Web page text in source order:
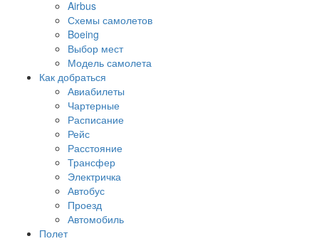
Airbus
Схемы самолетов
Boeing
Выбор мест
Модель самолета
Как добраться
Авиабилеты
Чартерные
Расписание
Рейс
Расстояние
Трансфер
Электричка
Автобус
Проезд
Автомобиль
Полет